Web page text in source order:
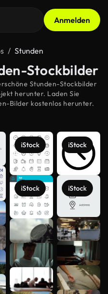
Anmelden
Stunden
Stockbilder
Stunden-Stockbilder
herunter. Laden Sie
Bilder kostenlos herunter.
iStock
iStock
iStock
iStock
Mehr
anzeigen